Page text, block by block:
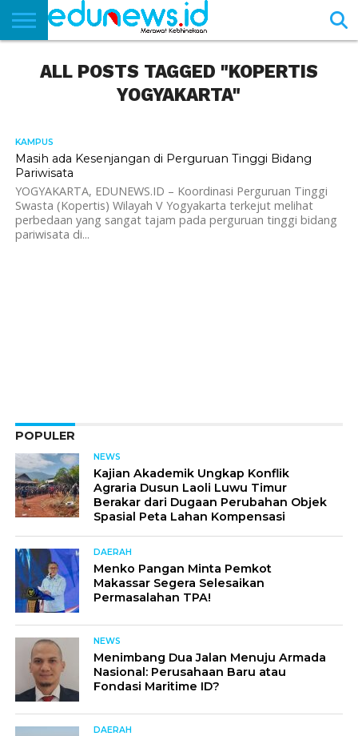
NEWS
EDUNEWS
LITERASI
PUSTAKA
SOSOK
TEKNO
KHASANAH
SASTRA
ALL POSTS TAGGED "KOPERTIS
YOGYAKARTA"
KAMPUS
Masih ada Kesenjangan di Perguruan Tinggi Bidang
Pariwisata
YOGYAKARTA, EDUNEWS.ID – Koordinasi Perguruan Tinggi
Swasta (Kopertis) Wilayah V Yogyakarta terkejut melihat
perbedaan yang sangat tajam pada perguruan tinggi bidang
pariwisata di...
POPULER
NEWS
Kajian Akademik Ungkap Konflik
Agraria Dusun Laoli Luwu Timur
Berakar dari Dugaan Perubahan Objek
Spasial Peta Lahan Kompensasi
DAERAH
Menko Pangan Minta Pemkot
Makassar Segera Selesaikan
Permasalahan TPA!
NEWS
Menimbang Dua Jalan Menuju Armada
Nasional: Perusahaan Baru atau
Fondasi Maritime ID?
DAERAH